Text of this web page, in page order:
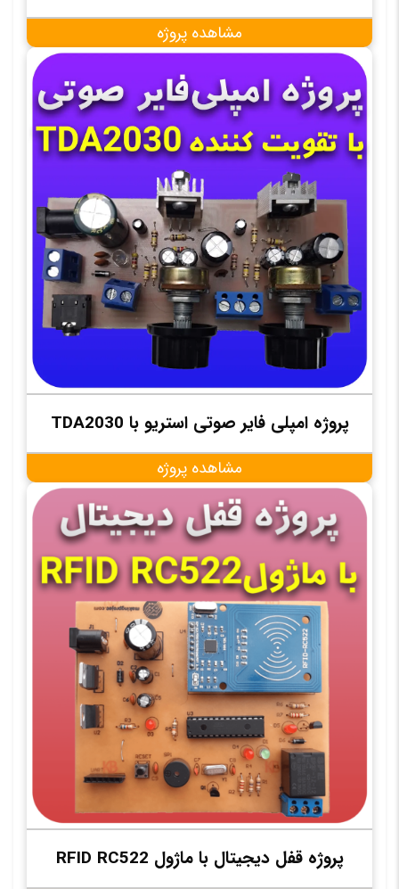
مشاهده پروژه
پروژه امپلی فایر صوتی استریو با TDA2030
مشاهده پروژه
پروژه قفل دیجیتال با ماژول RFID RC522